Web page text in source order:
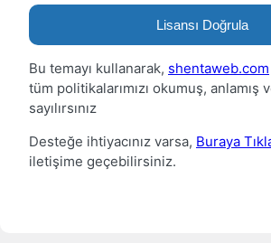
Lisansı Doğrula
Bu temayı kullanarak, shentaweb.com
tüm politikalarımızı okumuş, anlamış
sayılırsınız
Desteğe ihtiyacınız varsa, Buraya
iletişime geçebilirsiniz.